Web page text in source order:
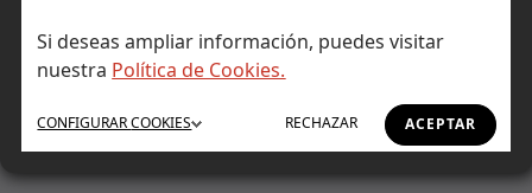
Si deseas ampliar información, puedes visitar
nuestra Política de Cookies.
ACEPTAR
RECHAZAR
CONFIGURARCOOKIES